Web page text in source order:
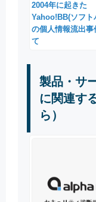
2004年に起きた
Yahoo!BB(ソフト
の個人情報流出事
て
製品・サ
に関連す
ら）